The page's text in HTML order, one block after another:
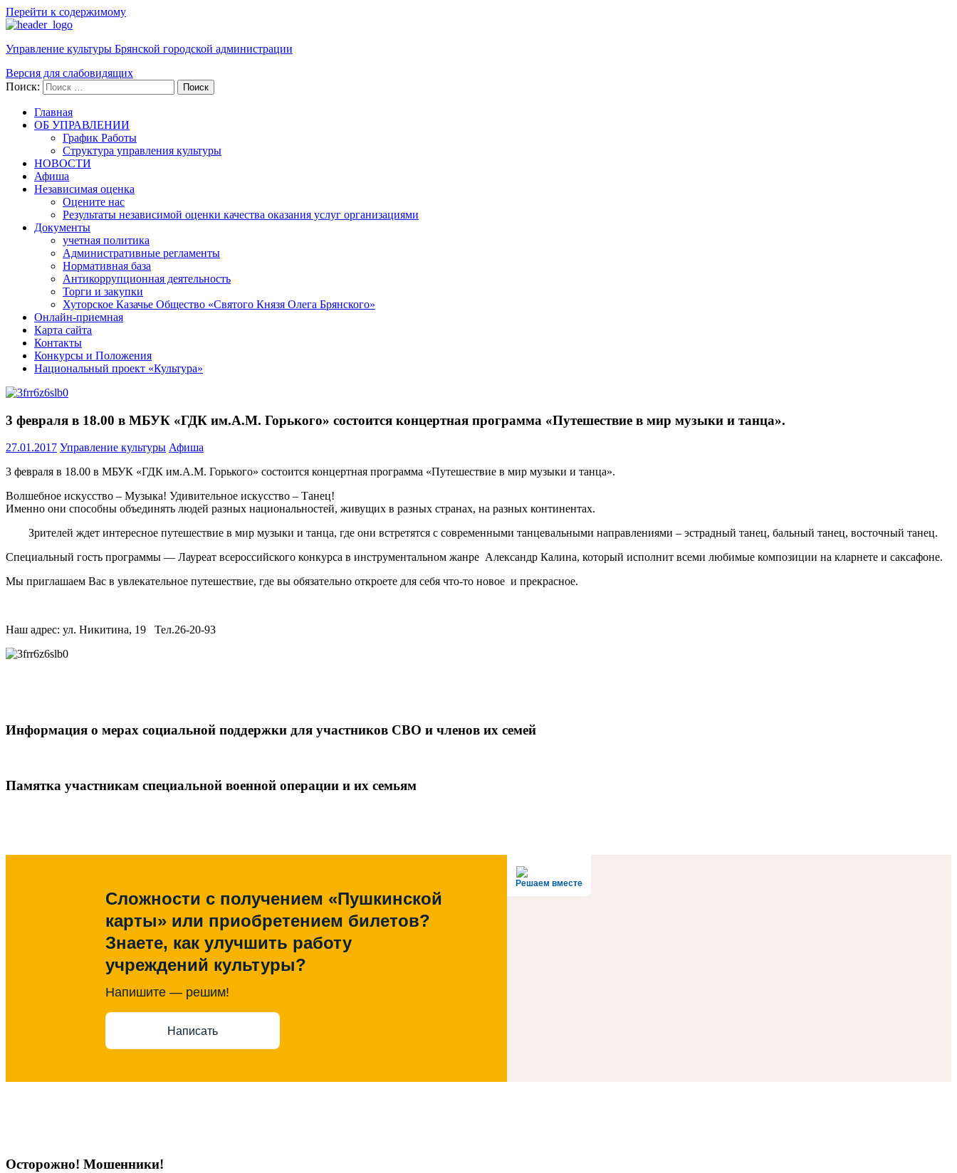
Перейти к содержимому
Управление культуры Брянской городской администрации
Версия для слабовидящих
Поиск:
Поиск
Главная
ОБ УПРАВЛЕНИИ
График Работы
Структура управления культуры
НОВОСТИ
Афиша
Независимая оценка
Оцените нас
Результаты независимой оценки качества оказания услуг организациями
Документы
учетная политика
Административные регламенты
Нормативная база
Антикоррупционная деятельность
Торги и закупки
Хуторское Казачье Общество «Святого Князя Олега Брянского»
Онлайн-приемная
Карта сайта
Контакты
Конкурсы и Положения
Национальный проект «Культура»
3 февраля в 18.00 в МБУК «ГДК им.А.М. Горького» состоится концертная программа «Путешествие в мир музыки и танца».
27.01.2017 Управление культуры Афиша
3 февраля в 18.00 в МБУК «ГДК им.А.М. Горького» состоится концертная программа «Путешествие в мир музыки и танца».
Волшебное искусство – Музыка! Удивительное искусство – Танец!
Именно они способны объединять людей разных национальностей, живущих в разных странах, на разных континентах.
Зрителей ждет интересное путешествие в мир музыки и танца, где они встретятся с современными танцевальными направлениями – эстрадный танец, бальный танец, восточный танец.
Специальный гость программы — Лауреат всероссийского конкурса в инструментальном жанре Александр Калина, который исполнит всеми любимые композиции на кларнете и саксафоне.
Мы приглашаем Вас в увлекательное путешествие, где вы обязательно откроете для себя что-то новое и прекрасное.
Наш адрес: ул. Никитина, 19 Тел.26-20-93
Информация о мерах социальной поддержки для участников СВО и членов их семей
Памятка участникам специальной военной операции и их семьям
Решаем вместе
Сложности с получением «Пушкинской
карты» или приобретением билетов?
Знаете, как улучшить работу
учреждений культуры?
Напишите — решим!
Написать
Осторожно! Мошенники!